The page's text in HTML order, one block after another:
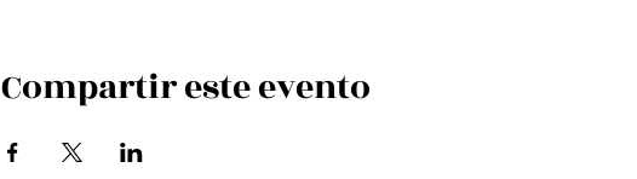
Compartir este evento